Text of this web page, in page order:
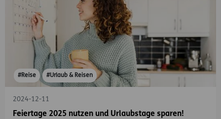
#Reise #Urlaub & Reisen
2024-12-11
Feiertage 2025 nutzen und Urlaubstage sparen!